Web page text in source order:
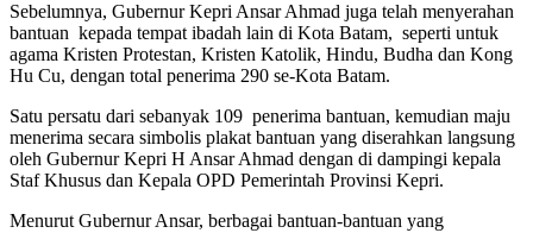
Sebelumnya, Gubernur Kepri Ansar Ahmad juga telah menyerahan
bantuan kepada tempat ibadah lain di Kota Batam, seperti untuk
agama Kristen Protestan, Kristen Katolik, Hindu, Budha dan Kong
Hu Cu, dengan total penerima 290 se-Kota Batam.
Satu persatu dari sebanyak 109 penerima bantuan, kemudian maju
menerima secara simbolis plakat bantuan yang diserahkan langsung
oleh Gubernur Kepri H Ansar Ahmad dengan di dampingi kepala
Staf Khusus dan Kepala OPD Pemerintah Provinsi Kepri.
Menurut Gubernur Ansar, berbagai bantuan-bantuan yang